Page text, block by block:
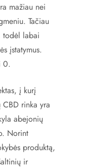
mažiau nei
Tačiau
todėl labai
įstatymus.
0.
į kurį
rinka yra
abejonių
Norint
produktą,
ir